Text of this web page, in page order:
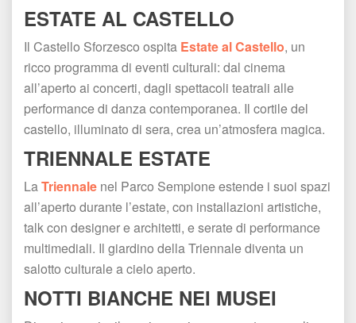
ESTATE AL CASTELLO
Il Castello Sforzesco ospita Estate al Castello, un
ricco programma di eventi culturali: dal cinema
all’aperto ai concerti, dagli spettacoli teatrali alle
performance di danza contemporanea. Il cortile del
castello, illuminato di sera, crea un’atmosfera magica.
TRIENNALE ESTATE
La Triennale nel Parco Sempione estende i suoi spazi
all’aperto durante l’estate, con installazioni artistiche,
talk con designer e architetti, e serate di performance
multimediali. Il giardino della Triennale diventa un
alotto culturale a cielo aperto.
NOTTI BIANCHE NEI MUSEI